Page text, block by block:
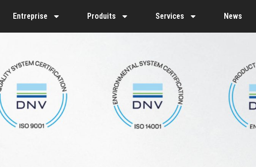
Entreprise Produits Services News